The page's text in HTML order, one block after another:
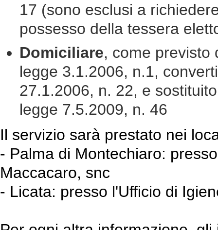
17 (sono esclusi a
possesso della tessera
Domiciliare, come previsto
legge 3.1.2006, n.1,
27.1.2006, n. 22, e
legge 7.5.2009, n. 46
Il servizio sarà prestato nei
- Palma di Montechiaro:
Maccacaro, snc
- Licata: presso l'Ufficio di